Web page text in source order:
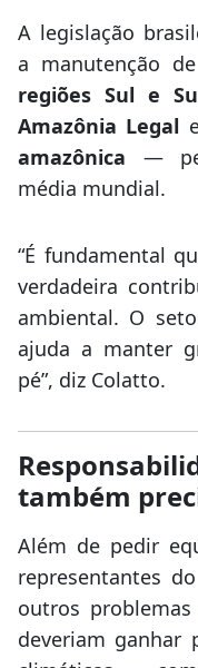
A legislação
a manutenção de
regiões Sul e
Amazônia Legal
amazônica —
média mundial.
“É fundamental
verdadeira
ambiental. O
ajuda a manter
pé”, diz Colatto.
também
Além de pedir
representantes
outros
deveriam ganhar